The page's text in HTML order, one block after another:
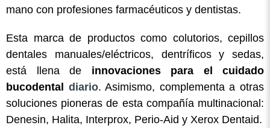
mano con profesiones farmacéuticos y dentistas.
Esta marca de productos como colutorios, cepillos
dentales manuales/eléctricos, dentríficos y sedas,
está llena de innovaciones para el cuidado
bucodental diario. Asimismo, complementa a otras
soluciones pioneras de esta compañía multinacional:
Denesin, Halita, Interprox, Perio-Aid y Xerox Dentaid.